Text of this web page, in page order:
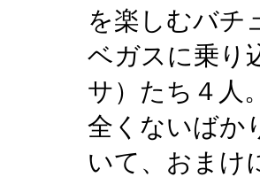
を楽しむバチ
ベガスに乗り
サ）たち４人
全くないばか
いて、おまけ